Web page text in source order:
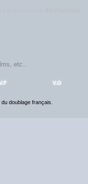
V.O
du doublage français.